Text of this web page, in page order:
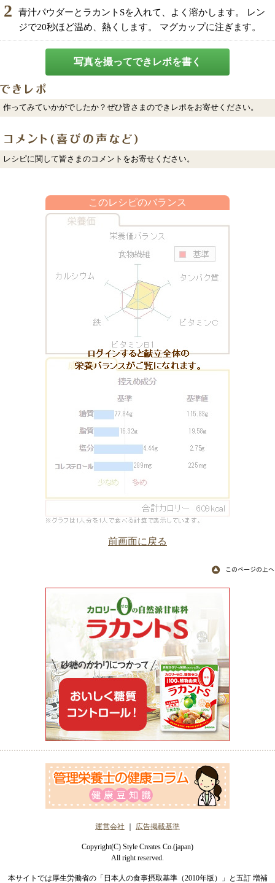
2
青汁パウダーとラカントSを入れて、よく溶かします。 レン
ジで20秒ほど温め、熱くします。 マグカップに注ぎます。
写真を撮ってできレポを書く
作ってみていかがでしたか？ぜひ皆さまのできレポをお寄せください。
レシピに関して皆さまのコメントをお寄せください。
このレシピのバランス
前画面に戻る
運営会社 広告掲載基準
Copyright(C) Style Creates Co.(japan)
All right reserved.
本サイトでは厚生労働省の「日本人の食事摂取基準（2010年版）」と五訂 増補